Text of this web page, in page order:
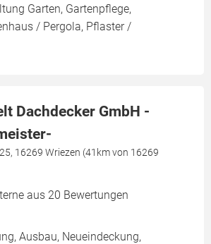
Garten, Gartenpflege,
/ Pergola, Pflaster /
Dachdecker GmbH -
16269 Wriezen (41km von 16269
aus 20 Bewertungen
Ausbau, Neueindeckung,